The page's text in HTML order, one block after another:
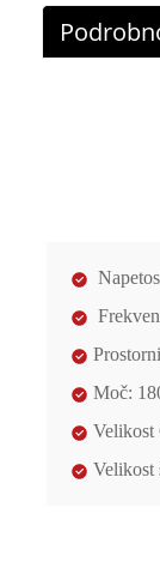
Moč:
Velikost